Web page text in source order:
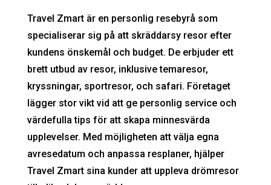
Travel Zmart är en personlig resebyrå som
specialiserar sig på att skräddarsy resor efter
kundens önskemål och budget. De erbjuder ett
brett utbud av resor, inklusive temaresor,
kryssningar, sportresor, och safari. Företaget
lägger stor vikt vid att ge personlig service och
värdefulla tips för att skapa minnesvärda
upplevelser. Med möjligheten att välja egna
avresedatum och anpassa resplaner, hjälper
Travel Zmart sina kunder att uppleva drömresor